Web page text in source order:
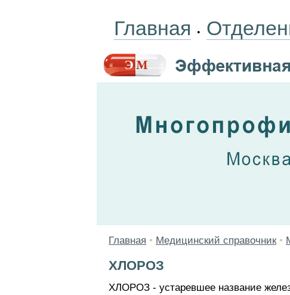
Главная •
Главная • Медицинский справочник •
ХЛОРОЗ
ХЛОРОЗ - устаревшее название